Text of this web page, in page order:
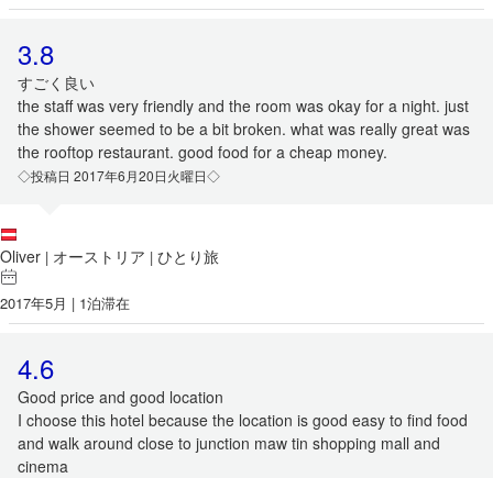
3.8
すごく良い
the staff was very friendly and the room was okay for a night. just
the shower seemed to be a bit broken. what was really great was
the rooftop restaurant. good food for a cheap money.
◇投稿日 2017年6月20日火曜日◇
Oliver | オーストリア | ひとり旅
2017年5月 | 1泊滞在
4.6
Good price and good location
I choose this hotel because the location is good easy to find food
and walk around close to junction maw tin shopping mall and
cinema